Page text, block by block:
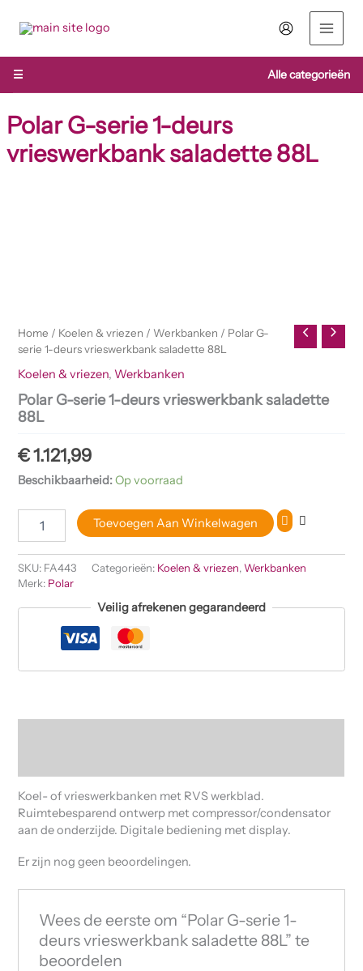
naar
inhoud
☰
Alle categorieën
Polar G-serie 1-deurs
vrieswerkbank saladette 88L
Home / Koelen & vriezen / Werkbanken / Polar G-
serie 1-deurs vrieswerkbank saladette 88L
Koelen & vriezen, Werkbanken
Polar G-serie 1-deurs vrieswerkbank saladette
88L
€1.121,99
Beschikbaarheid:Op voorraad
aantal
Toevoegen Aan Winkelwagen
SKU: FA443 Categorieën: Koelen & vriezen,Werkbanken
Merk: Polar
Veilig afrekenen gegarandeerd
Koel- of vrieswerkbanken met RVS werkblad.
Ruimtebesparend ontwerp met compressor/condensator
aan de onderzijde. Digitale bediening met display.
Er zijn nog geen beoordelingen.
Wees de eerste om “Polar G-serie 1-
deurs vrieswerkbank saladette 88L” te
beoordelen